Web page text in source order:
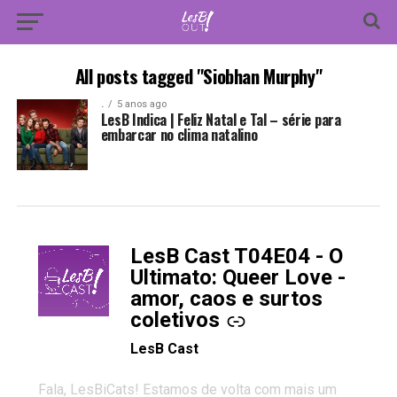
All posts tagged "Siobhan Murphy"
. 5 anos ago
LesB Indica | Feliz Natal e Tal – série para
embarcar no clima natalino
LesB Cast T04E04 - O
Ultimato: Queer Love -
amor, caos e surtos
coletivos
-
LesB Cast
Fala, LesBiCats! Estamos de volta com mais um